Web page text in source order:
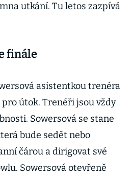
utkání. Tu letos zazpívá
finále
asistentkou trenéra
pro útok. Trenéři jsou vždy
Sowersová se stane
bude sedět nebo
čárou a dirigovat své
Sowersová otevřeně